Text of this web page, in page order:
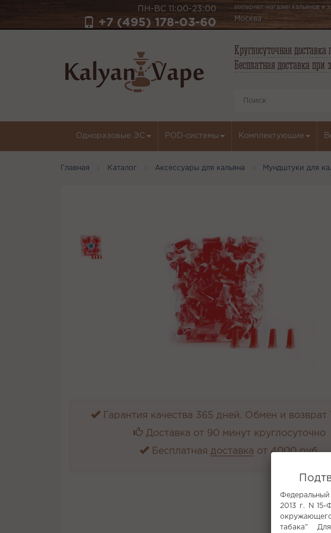
ПН-ВС 11:00-23:00
+7 (495) 178-03-60
Интернет-магазин кальянов и
Москва
Круглосуточная
Бесплатная доставка при
Одноразовые ЭС POD-системы Комплектующие
Главная Каталог Аксессуары для кальяна Мундштуки для
Гарантия качества 365 дней. Обмен и возврат
Доставка от 90 минут круглосуточно
Бесплатная доставка от 4000 руб.
2013 г. N
табака"